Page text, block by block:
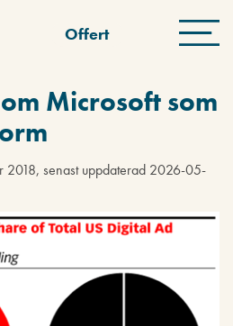
Offert
Microsoft som
2018, senast uppdaterad 2026-05-